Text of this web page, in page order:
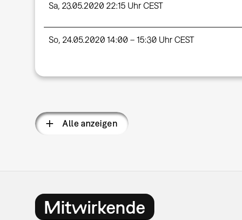
Sa, 23.05.2020 22:15 Uhr CEST
So, 24.05.2020 14:00 – 15:30 Uhr CEST
Alle anzeigen
Mitwirkende